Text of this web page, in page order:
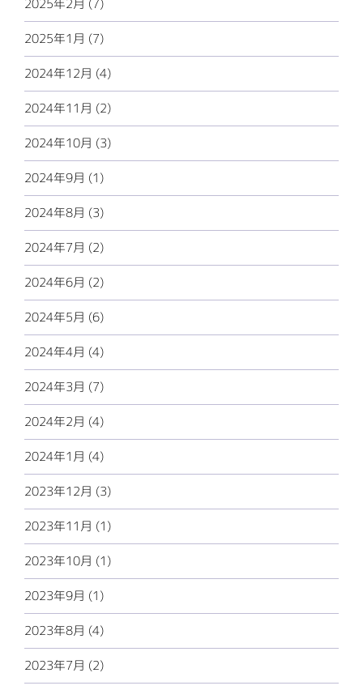
2025年2月 (7)
2025年1月 (7)
2024年12月 (4)
2024年11月 (2)
2024年10月 (3)
2024年9月 (1)
2024年8月 (3)
2024年7月 (2)
2024年6月 (2)
2024年5月 (6)
2024年4月 (4)
2024年3月 (7)
2024年2月 (4)
2024年1月 (4)
2023年12月 (3)
2023年11月 (1)
2023年10月 (1)
2023年9月 (1)
2023年8月 (4)
2023年7月 (2)